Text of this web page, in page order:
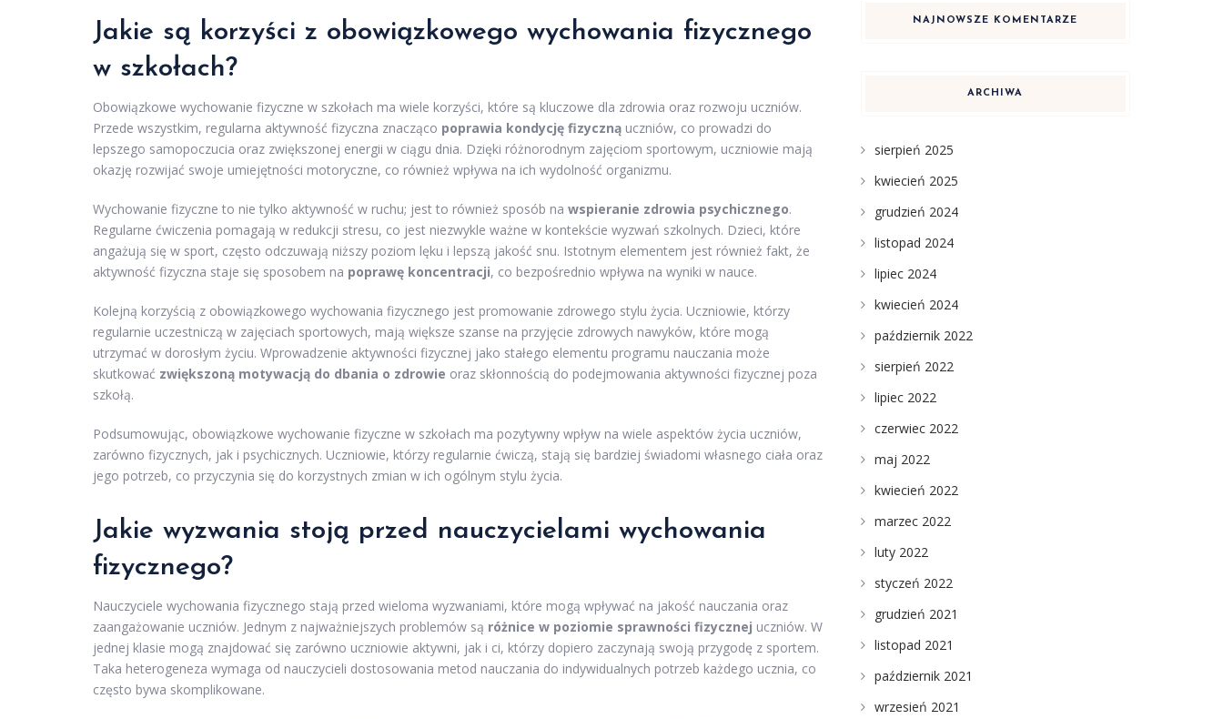
Jakie są korzyści z obowiązkowego wychowania fizycznego
w szkołach?
Obowiązkowe wychowanie fizyczne w szkołach ma wiele korzyści, które są kluczowe dla zdrowia oraz rozwoju uczniów.
Przede wszystkim, regularna aktywność fizyczna znacząco poprawia kondycję fizyczną uczniów, co prowadzi do
lepszego samopoczucia oraz zwiększonej energii w ciągu dnia. Dzięki różnorodnym zajęciom sportowym, uczniowie mają
okazję rozwijać swoje umiejętności motoryczne, co również wpływa na ich wydolność organizmu.
Wychowanie fizyczne to nie tylko aktywność w ruchu; jest to również sposób na wspieranie zdrowia psychicznego.
Regularne ćwiczenia pomagają w redukcji stresu, co jest niezwykle ważne w kontekście wyzwań szkolnych. Dzieci, które
angażują się w sport, często odczuwają niższy poziom lęku i lepszą jakość snu. Istotnym elementem jest również fakt, że
aktywność fizyczna staje się sposobem na poprawę koncentracji, co bezpośrednio wpływa na wyniki w nauce.
Kolejną korzyścią z obowiązkowego wychowania fizycznego jest promowanie zdrowego stylu życia. Uczniowie, którzy
regularnie uczestniczą w zajęciach sportowych, mają większe szanse na przyjęcie zdrowych nawyków, które mogą
utrzymać w dorosłym życiu. Wprowadzenie aktywności fizycznej jako stałego elementu programu nauczania może
skutkować zwiększoną motywacją do dbania o zdrowie oraz skłonnością do podejmowania aktywności fizycznej poza
szkołą.
Podsumowując, obowiązkowe wychowanie fizyczne w szkołach ma pozytywny wpływ na wiele aspektów życia uczniów,
zarówno fizycznych, jak i psychicznych. Uczniowie, którzy regularnie ćwiczą, stają się bardziej świadomi własnego ciała oraz
jego potrzeb, co przyczynia się do korzystnych zmian w ich ogólnym stylu życia.
Jakie wyzwania stoją przed nauczycielami wychowania
fizycznego?
Nauczyciele wychowania fizycznego stają przed wieloma wyzwaniami, które mogą wpływać na jakość nauczania oraz
zaangażowanie uczniów. Jednym z najważniejszych problemów są różnice w poziomie sprawności fizycznej uczniów. W
jednej klasie mogą znajdować się zarówno uczniowie aktywni, jak i ci, którzy dopiero zaczynają swoją przygodę z sportem.
Taka heterogeneza wymaga od nauczycieli dostosowania metod nauczania do indywidualnych potrzeb każdego ucznia, co
często bywa skomplikowane.
NAJNOWSZE KOMENTARZE
ARCHIWA
sierpień 2025
kwiecień 2025
grudzień 2024
listopad 2024
lipiec 2024
kwiecień 2024
październik 2022
sierpień 2022
lipiec 2022
czerwiec 2022
maj 2022
kwiecień 2022
marzec 2022
luty 2022
styczeń 2022
grudzień 2021
listopad 2021
październik 2021
wrzesień 2021